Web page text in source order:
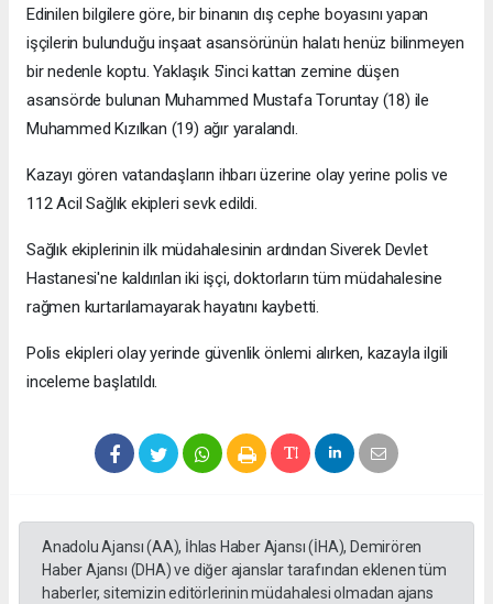
Edinilen bilgilere göre, bir binanın dış cephe boyasını yapan
işçilerin bulunduğu inşaat asansörünün halatı henüz bilinmeyen
bir nedenle koptu. Yaklaşık 5'inci kattan zemine düşen
asansörde bulunan Muhammed Mustafa Toruntay (18) ile
Muhammed Kızılkan (19) ağır yaralandı.
Kazayı gören vatandaşların ihbarı üzerine olay yerine polis ve
112 Acil Sağlık ekipleri sevk edildi.
Sağlık ekiplerinin ilk müdahalesinin ardından Siverek Devlet
Hastanesi'ne kaldırılan iki işçi, doktorların tüm müdahalesine
rağmen kurtarılamayarak hayatını kaybetti.
Polis ekipleri olay yerinde güvenlik önlemi alırken, kazayla ilgili
inceleme başlatıldı.
Anadolu Ajansı (AA), İhlas Haber Ajansı (İHA), Demirören
Haber Ajansı (DHA) ve diğer ajanslar tarafından eklenen tüm
haberler, sitemizin editörlerinin müdahalesi olmadan ajans